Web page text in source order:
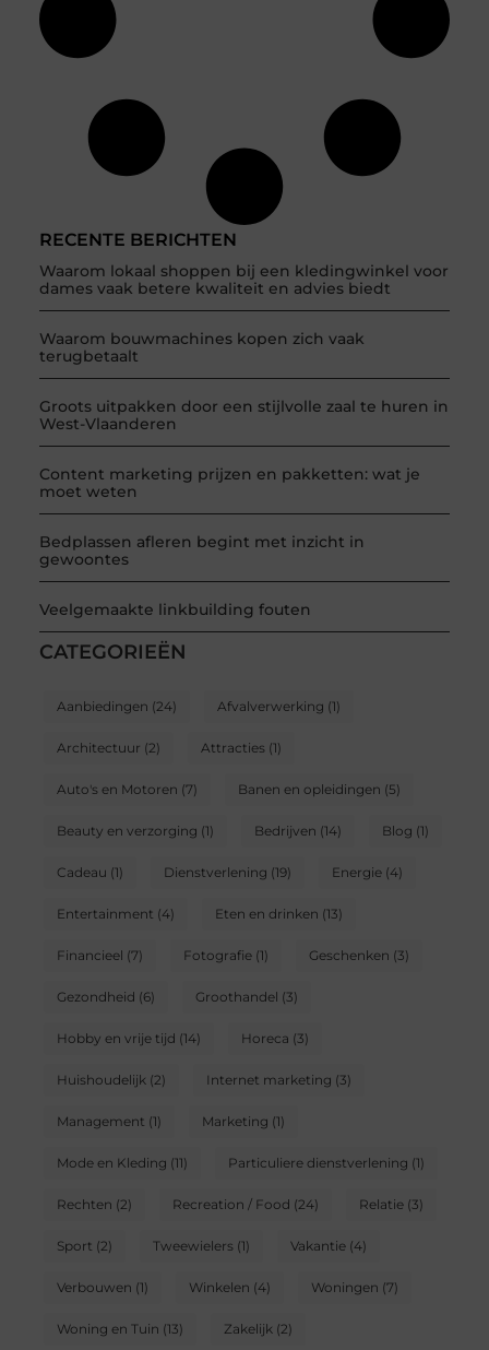
RECENTE BERICHTEN
Waarom lokaal shoppen bij een kledingwinkel voor
dames vaak betere kwaliteit en advies biedt
Waarom bouwmachines kopen zich vaak
terugbetaalt
Groots uitpakken door een stijlvolle zaal te huren in
West-Vlaanderen
Content marketing prijzen en pakketten: wat je
moet weten
Bedplassen afleren begint met inzicht in
gewoontes
Veelgemaakte linkbuilding fouten
CATEGORIEËN
Aanbiedingen (24) Afvalverwerking (1)
Architectuur (2) Attracties(1)
Auto's en Motoren (7) Banen en opleidingen (5)
Beauty en verzorging (1) Bedrijven (14) Blog (1)
Cadeau (1) Dienstverlening (19) Energie(4)
Entertainment (4) Eten en drinken (13)
Financieel (7) Fotografie(1) Geschenken (3)
Gezondheid (6) Groothandel (3)
Hobby en vrije tijd (14) Horeca (3)
Huishoudelijk (2) Internet marketing (3)
Management (1) Marketing (1)
Mode en Kleding (11) Particuliere dienstverlening (1)
Rechten (2) Recreation / Food (24) Relatie(3)
Sport (2) Tweewielers(1) Vakantie(4)
Verbouwen (1) Winkelen (4) Woningen (7)
Woning en Tuin (13) Zakelijk (2)